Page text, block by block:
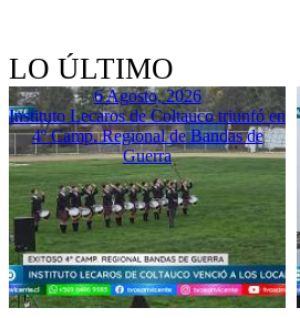
LO ÚLTIMO
6 Agosto, 2026
Instituto Lecaros de Coltauco triunfó en
4º Camp. Regional de Bandas de
Guerra